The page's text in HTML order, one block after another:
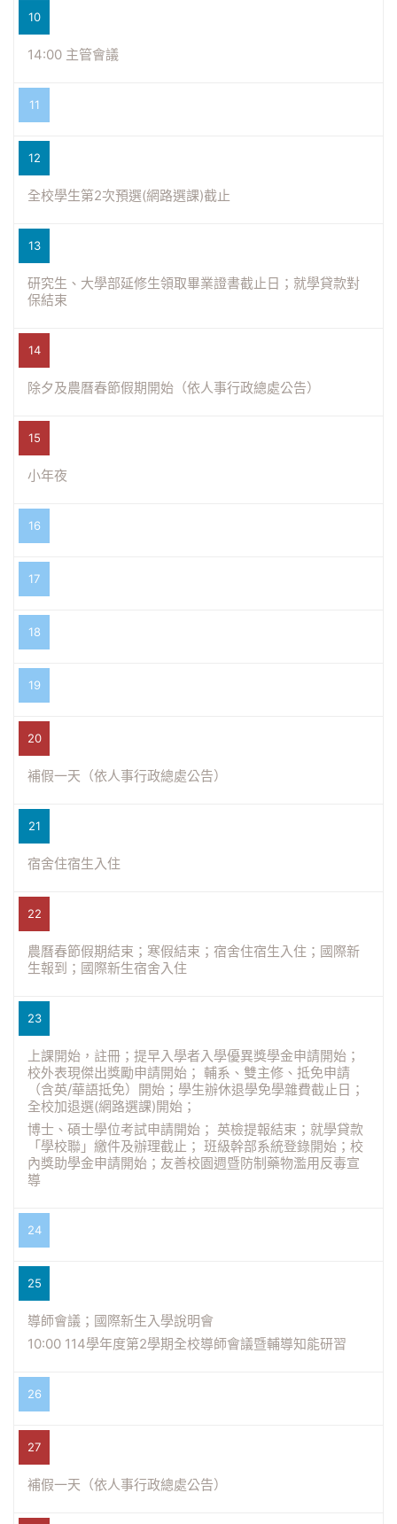
10
14:00 主管會議
11
12
全校學生第2次預選(網路選課)截止
13
研究生、大學部延修生領取畢業證書截止日；就學貸款對
保結束
14
除夕及農曆春節假期開始（依人事行政總處公告）
15
小年夜
16
17
18
19
20
補假一天（依人事行政總處公告）
21
宿舍住宿生入住
22
農曆春節假期結束；寒假結束；宿舍住宿生入住；國際新
生報到；國際新生宿舍入住
23
上課開始，註冊；提早入學者入學優異獎學金申請開始；
校外表現傑出獎勵申請開始； 輔系、雙主修、抵免申請
（含英/華語抵免）開始；學生辦休退學免學雜費截止日；
全校加退選(網路選課)開始；
博士、碩士學位考試申請開始； 英檢提報結束；就學貸款
「學校聯」繳件及辦理截止； 班級幹部系統登錄開始；校
內獎助學金申請開始；友善校園週暨防制藥物濫用反毒宣
導
24
25
導師會議；國際新生入學說明會
10:00 114學年度第2學期全校導師會議暨輔導知能研習
26
27
補假一天（依人事行政總處公告）